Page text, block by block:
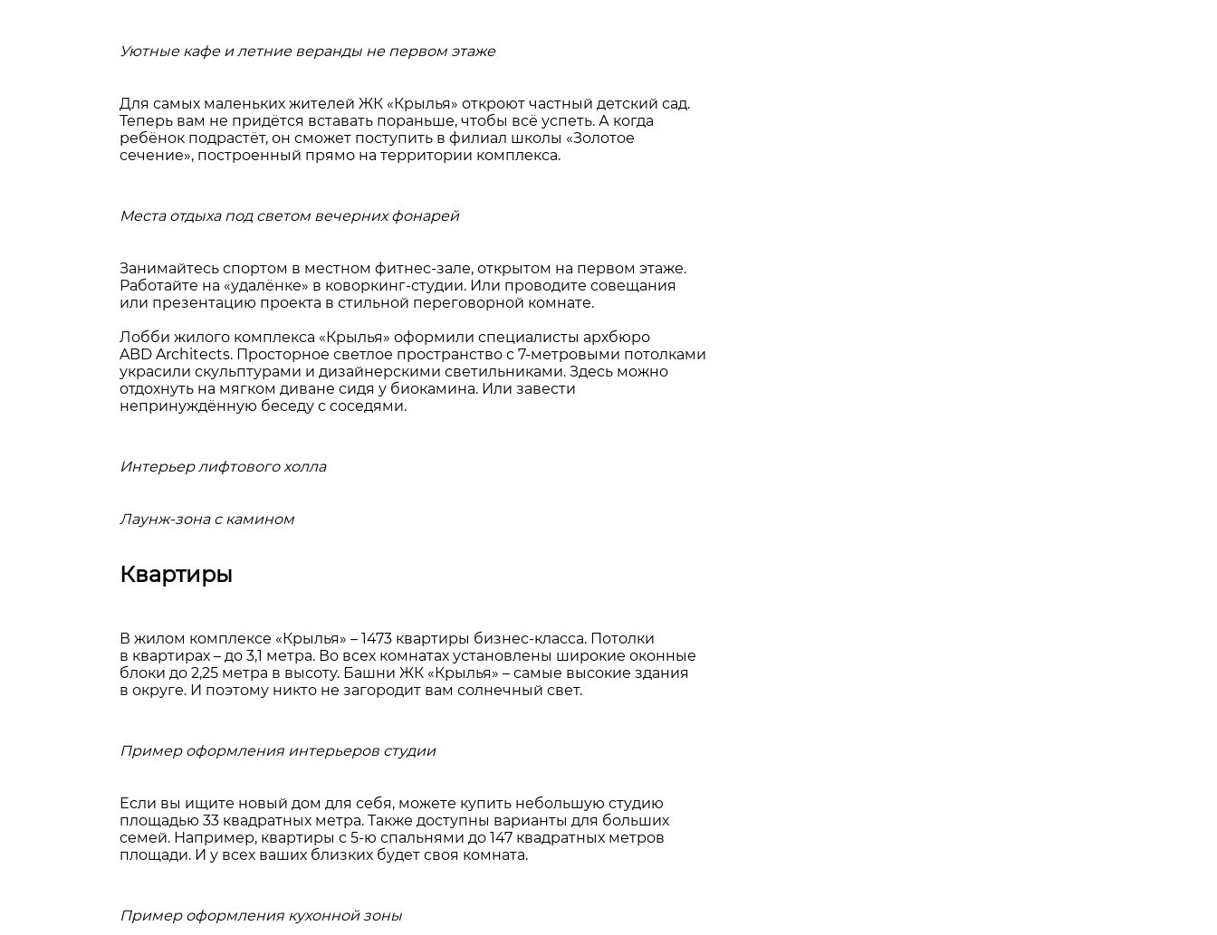
Уютные кафе и летние веранды не первом этаже
Для самых маленьких жителей ЖК «Крылья» откроют частный детский сад.
Теперь вам не придётся вставать пораньше, чтобы всё успеть. А когда
ребёнок подрастёт, он сможет поступить в филиал школы «Золотое
сечение», построенный прямо на территории комплекса.
Места отдыха под светом вечерних фонарей
Занимайтесь спортом в местном фитнес-зале, открытом на первом этаже.
Работайте на «удалёнке» в коворкинг-студии. Или проводите совещания
или презентацию проекта в стильной переговорной комнате.
Лобби жилого комплекса «Крылья» оформили специалисты архбюро
ABD Architects. Просторное светлое пространство с 7-метровыми потолками
украсили скульптурами и дизайнерскими светильниками. Здесь можно
отдохнуть на мягком диване сидя у биокамина. Или завести
непринуждённую беседу с соседями.
Интерьер лифтового холла
Лаунж-зона с камином
Квартиры
В жилом комплексе «Крылья» – 1473 квартиры бизнес-класса. Потолки
в квартирах – до 3,1 метра. Во всех комнатах установлены широкие оконные
блоки до 2,25 метра в высоту. Башни ЖК «Крылья» – самые высокие здания
в округе. И поэтому никто не загородит вам солнечный свет.
Пример оформления интерьеров студии
Если вы ищите новый дом для себя, можете купить небольшую студию
площадью 33 квадратных метра. Также доступны варианты для больших
семей. Например, квартиры с 5-ю спальнями до 147 квадратных метров
площади. И у всех ваших близких будет своя комната.
Пример оформления кухонной зоны